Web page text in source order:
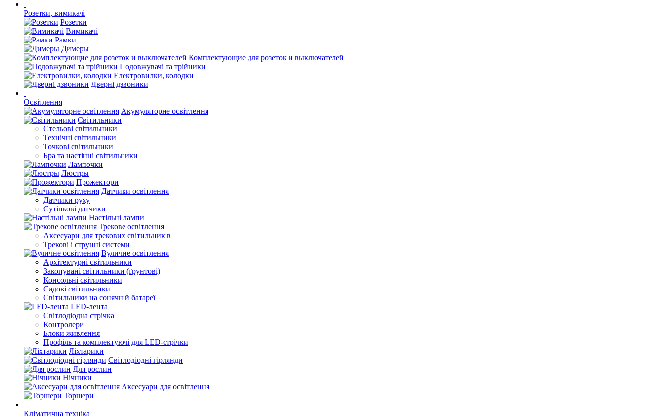
Розетки, вимикачі
Розетки
Вимикачі
Рамки
Димеры
Комплектующие для розеток и выключателей
Подовжувачі та трійники
Електровилки, колодки
Дверні дзвоники
Освітлення
Акумуляторне освітлення
Світильники
Стельові світильники
Технічні світильники
Точкові світильники
Бра та настінні світильники
Лампочки
Люстры
Прожектори
Датчики освітлення
Датчики руху
Сутінкові датчики
Настільні лампи
Трекове освітлення
Аксесуари для трекових світильників
Трекові і струнні системи
Вуличне освітлення
Архітектурні світильники
Закопувані світильники (ґрунтові)
Консольні світильники
Садові світильники
Світильники на сонячній батареї
LED-лента
Світлодіодна стрічка
Контролери
Блоки живлення
Профіль та комплектуючі для LED-стрічки
Ліхтарики
Світлодіодні гірлянди
Для рослин
Нічники
Аксесуари для освітлення
Торшери
Кліматична техніка